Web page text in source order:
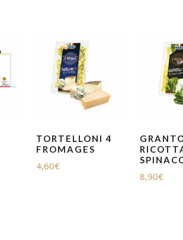
PÂTES
PÂTES
PLATS
TOMATES
TORTELLONI 4
FROMAGES
4,60€
8,90€